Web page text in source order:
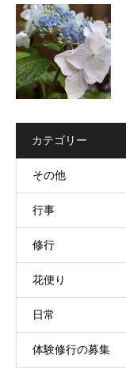
カテゴリー
その他
行事
修行
花便り
日常
体験修行の募集